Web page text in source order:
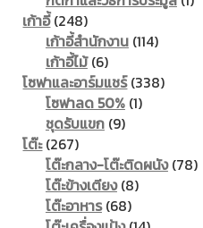
เก้าอี้ 248248
products
เก้าอี้สำนักงาน 114114
เก้าอี้ไม้ 66
products
โซฟาและอาร์มแชร์ 338338
โซฟาลด 50% 11
ชุดรับแขก 99
โต๊ะ 267267
products
โต๊ะกลาง-โต๊ะติดผนัง 7878
โต๊ะข้างเตียง 88
โต๊ะอาหาร 6868